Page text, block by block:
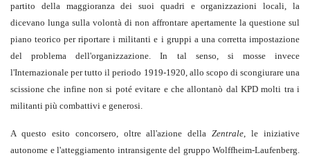
partito della maggioranza dei suoi quadri e organizzazioni locali, la
dicevano lunga sulla volontà di non affrontare apertamente la questione sul
piano teorico per riportare i militanti e i gruppi a una corretta impostazione
del problema dell'organizzazione. In tal senso, si mosse invece
l'Internazionale per tutto il periodo 1919-1920, allo scopo di scongiurare una
scissione che infine non si poté evitare e che allontanò dal KPD molti tra i
militanti più combattivi e generosi.
A questo esito concorsero, oltre all'azione dellaZentrale, le iniziative
autonome e l'atteggiamento intransigente del gruppo Wolffheim-Laufenberg.